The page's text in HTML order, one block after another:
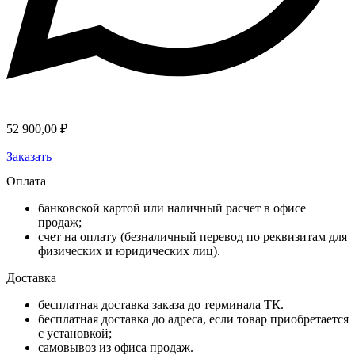
52 900,00 ₽
Заказать
Оплата
банковской картой или наличный расчет в офисе
продаж;
счет на оплату (безналичный перевод по реквизитам для
физических и юридических лиц).
Доставка
бесплатная доставка заказа до терминала ТК.
бесплатная доставка до адреса, если товар приобретается
с установкой;
самовывоз из офиса продаж.